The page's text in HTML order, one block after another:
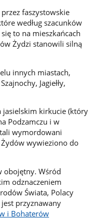
faszystowskie
według szacunków
to na mieszkańcach
Żydzi stanowili silną
innych miastach,
Jagiełły,
kirkucie (który
Podzamczu i w
wymordowani
Żydów wywieziono do
obojętny. Wśród
odznaczeniem
Świata, Polacy
przyznawany
i Bohaterów